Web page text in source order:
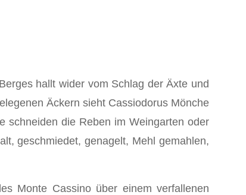
hallt wi­der vom Schlag der Äxte und
Äckern sieht Cassiodorus Mönche
schneiden die Reben im Wein­garten oder
geschmiedet, genagelt, Mehl gemahlen,
Monte Cassino über einem verfallenen